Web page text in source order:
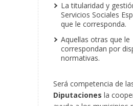
La titularidad y
Servicios Sociales
que le corresponda.
Aquellas otras que le
correspondan por
normativas.
Será competencia de
Diputaciones la